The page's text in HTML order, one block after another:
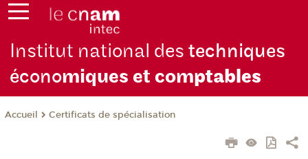
Institut national destechniques
économiques et comptables
Accueil Certificats de spécialisation